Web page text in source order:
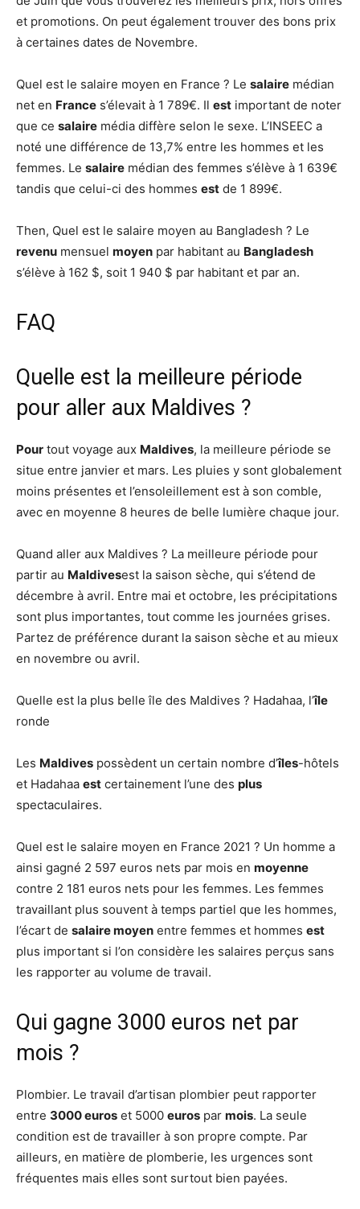
et promotions. On peut également trouver des bons prix
à certaines dates de Novembre.
Quel est le salaire moyen en France ? Le salaire médian
net en France s’élevait à 1 789€. Il est important de noter
que ce salaire média diffère selon le sexe. L’INSEEC a
noté une différence de 13,7% entre les hommes et les
femmes. Le salaire médian des femmes s’élève à 1 639€
tandis que celui-ci des hommes est de 1 899€.
Then, Quel est le salaire moyen au Bangladesh ? Le
revenu mensuel moyen par habitant au Bangladesh
s’élève à 162 $, soit 1 940 $ par habitant et par an.
FAQ
Quelle est la meilleure période
pour aller aux Maldives ?
Pour tout voyage aux Maldives, la meilleure période se
situe entre janvier et mars. Les pluies y sont globalement
moins présentes et l’ensoleillement est à son comble,
avec en moyenne 8 heures de belle lumière chaque jour.
Quand aller aux Maldives ? La meilleure période pour
partir au Maldivesest la saison sèche, qui s’étend de
décembre à avril. Entre mai et octobre, les précipitations
sont plus importantes, tout comme les journées grises.
Partez de préférence durant la saison sèche et au mieux
en novembre ou avril.
Quelle est la plus belle île des Maldives ? Hadahaa, l’île
ronde
Les Maldives possèdent un certain nombre d’îles-hôtels
et Hadahaa est certainement l’une des plus
spectaculaires.
Quel est le salaire moyen en France 2021 ? Un homme a
ainsi gagné 2 597 euros nets par mois en moyenne
contre 2 181 euros nets pour les femmes. Les femmes
travaillant plus souvent à temps partiel que les hommes,
l’écart de salaire moyen entre femmes et hommes est
plus important si l’on considère les salaires perçus sans
les rapporter au volume de travail.
Qui gagne 3000 euros net par
mois ?
Plombier. Le travail d’artisan plombier peut rapporter
entre 3000 euros et 5000 euros par mois. La seule
condition est de travailler à son propre compte. Par
ailleurs, en matière de plomberie, les urgences sont
fréquentes mais elles sont surtout bien payées.